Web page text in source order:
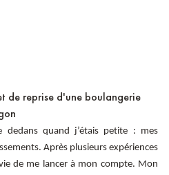
de reprise d'une boulangerie
dedans quand j’étais petite : mes
Après plusieurs expériences
de me lancer à mon compte. Mon